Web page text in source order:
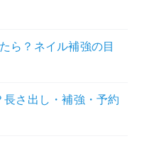
ら？ネイル補強の目
さ出し・補強・予約